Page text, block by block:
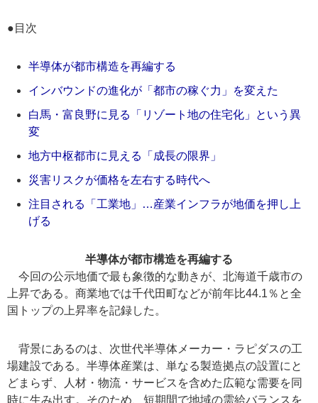
●目次
半導体が都市構造を再編する
インバウンドの進化が「都市の稼ぐ力」を変えた
白馬・富良野に見る「リゾート地の住宅化」という異
変
地方中枢都市に見える「成長の限界」
災害リスクが価格を左右する時代へ
注目される「工業地」…産業インフラが地価を押し上
げる
半導体が都市構造を再編する
今回の公示地価で最も象徴的な動きが、北海道千歳市の
上昇である。商業地では千代田町などが前年比44.1％と全
国トップの上昇率を記録した。
背景にあるのは、次世代半導体メーカー・ラピダスの工
場建設である。半導体産業は、単なる製造拠点の設置にと
どまらず、人材・物流・サービスを含めた広範な需要を同
時に生み出す。そのため、短期間で地域の需給バランスを